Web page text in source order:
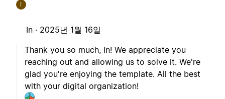
I
In · 2025년 1월 16일
Thank you so much, In! We appreciate you
reaching out and allowing us to solve it. We're
glad you're enjoying the template. All the best
with your digital organization!